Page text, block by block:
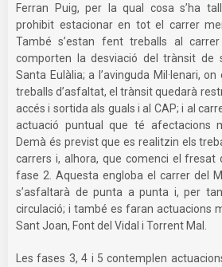
Ferran Puig, per la qual cosa s’ha
prohibit estacionar en tot el carrer
També s’estan fent treballs al
comporten la desviació del trànsit de
Santa Eulàlia; a l’avinguda Mil·lenari,
treballs d’asfaltat, el trànsit quedarà
accés i sortida als guals i al CAP; i al
actuació puntual que té afectacions
Demà és previst que es realitzin els
carrers i, alhora, que comenci el fresat
fase 2. Aquesta engloba el carrer del
s’asfaltarà de punta a punta i, per
circulació; i també es faran actuacions
Sant Joan, Font del Vidal i Torrent Mal.
Les fases 3, 4 i 5 contemplen